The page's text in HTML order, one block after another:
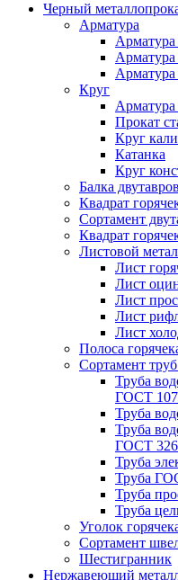
Черный
Арматура
Круг
Прокат
Круг
Катанка
Круг
Балка
Квадрат
Сортамент
Квадрат
Листовой
Лист
Лист
Лист
Лист
Лист
Полоса
Сортамент
Труба
ГОСТ
Труба
Труба
ГОСТ
Труба
Труба
Труба
Труба
Уголок
Сортамент
Шестигранник
Нержавеющий